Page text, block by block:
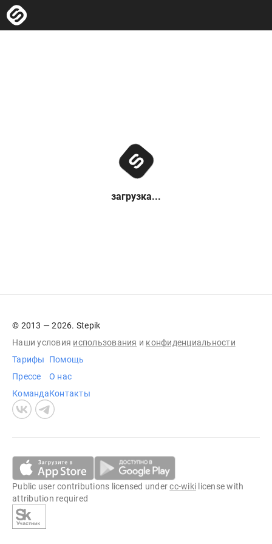
загрузка...
© 2013 — 2026. Stepik
Наши условия использования и конфиденциальности
Тарифы
Прессе
Команда
Помощь
О нас
Контакты
Public user contributions licensed undercc-wiki license with
attribution required